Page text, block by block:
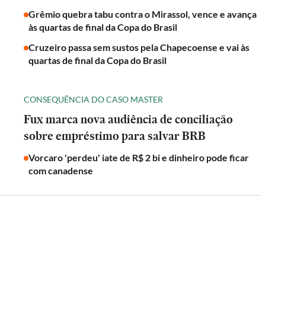
Grêmio quebra tabu contra o Mirassol, vence e avança
às quartas de final da Copa do Brasil
Cruzeiro passa sem sustos pela Chapecoense e vai às
quartas de final da Copa do Brasil
CONSEQUÊNCIA DO CASO MASTER
Fux marca nova audiência de conciliação
sobre empréstimo para salvar BRB
Vorcaro 'perdeu' iate de R$ 2 bi e dinheiro pode ficar
com canadense